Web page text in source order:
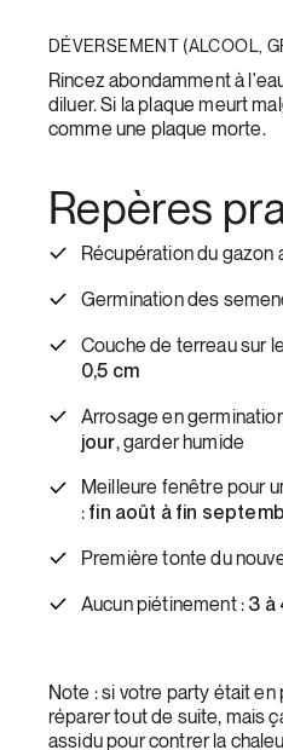
DÉVERSEMENT (ALCOOL,
Rincez abondamment à
diluer. Si la plaque meurt
comme une plaque morte.
Repères
Récupération du gazon
Germination des
Couche de terreau sur
0,5 cm
Arrosage en
jour, garder humide
Meilleure fenêtre pour
: fin août à fin
Première tonte du
Aucun piétinement : 3 à
Note : si votre party était en
réparer tout de suite, mais
assidu pour contrer la